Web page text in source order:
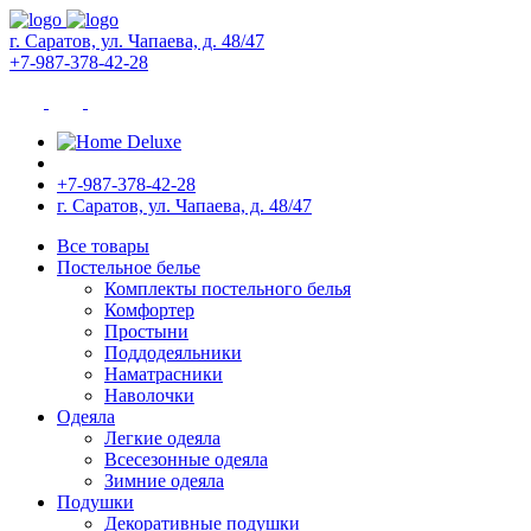
г. Саратов, ул. Чапаева, д. 48/47
+7-987-378-42-28
+7-987-378-42-28
г. Саратов, ул. Чапаева, д. 48/47
Все товары
Постельное белье
Комплекты постельного белья
Комфортер
Простыни
Поддодеяльники
Наматрасники
Наволочки
Одеяла
Легкие одеяла
Всесезонные одеяла
Зимние одеяла
Подушки
Декоративные подушки